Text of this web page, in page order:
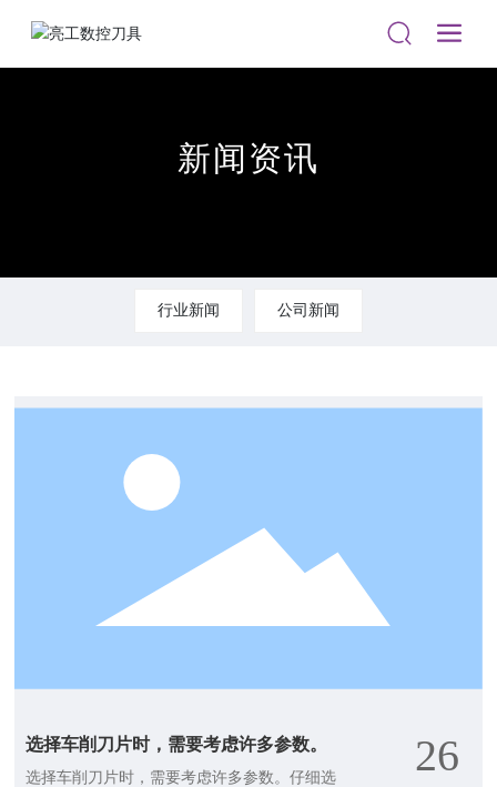
新闻资讯
行业新闻 公司新闻
选择车削刀片时，需要考虑许多参数。
选择车削刀片时，需要考虑许多参数。仔细选
26